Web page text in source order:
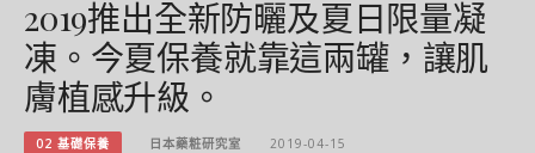
2019推出全新防曬及夏日限量凝
凍。今夏保養就靠這兩罐，讓肌
膚植感升級。
02 基礎保養 日本藥粧研究室 2019-04-15